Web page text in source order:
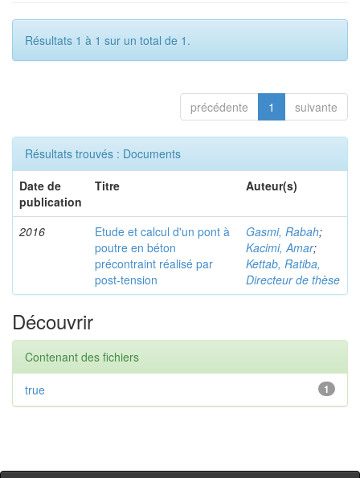
Résultats 1 à 1 sur un total de 1.
précédente 1 suivante
Résultats trouvés : Documents
Date de
publication
Titre Auteur(s)
2016
Etude et calcul d'un pont à
poutre en béton
précontraint réalisé par
post-tension
Gasmi, Rabah;
Kacimi, Amar;
Kettab, Ratiba,
Directeur de thèse
Découvrir
Contenant des fichiers
1
true